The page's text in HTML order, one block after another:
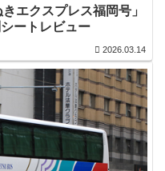
エクスプレス福岡号」
ートレビュー
2026.03.14